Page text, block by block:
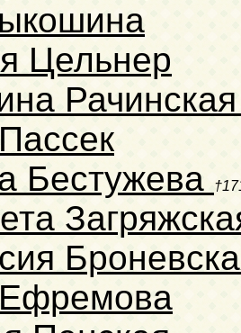
Цельнер
Бестужева